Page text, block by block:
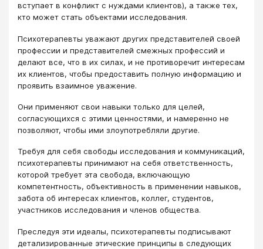
вступает в конфликт с нуждами клиентов), а также тех,
кто может стать объектами исследования.
Психотерапевты уважают других представителей своей
профессии и представителей смежных профессий и
делают все, что в их силах, и не противоречит интересам
их клиентов, чтобы предоставить полную информацию и
проявить взаимное уважение.
Они применяют свои навыки только для целей,
согласующихся с этими ценностями, и намеренно не
позволяют, чтобы ими злоупотребляли другие.
Требуя для себя свободы исследования и коммуникаций,
психотерапевты принимают на себя ответственность,
которой требует эта свобода, включающую
компетентность, объективность в применении навыков,
забота об интересах клиентов, коллег, студентов,
участников исследования и членов общества.
Преследуя эти идеалы, психотерапевты подписывают
детализированные этические принципы в следующих